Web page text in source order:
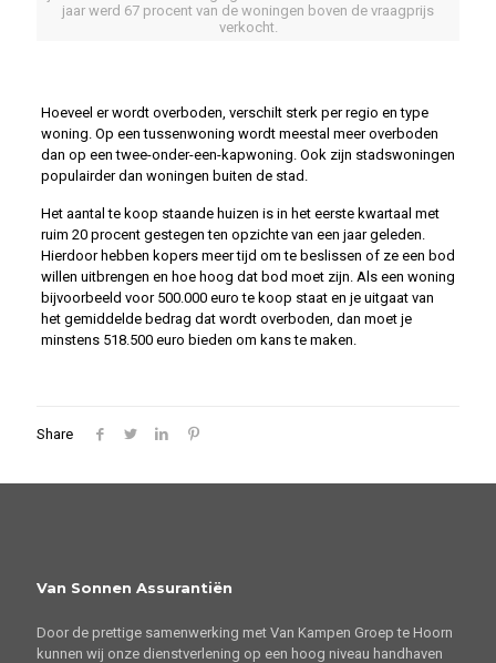
jaar werd 67 procent van de woningen boven de vraagprijs
verkocht.
Hoeveel er wordt overboden, verschilt sterk per regio en type
woning. Op een tussenwoning wordt meestal meer overboden
dan op een twee-onder-een-kapwoning. Ook zijn stadswoningen
populairder dan woningen buiten de stad.
Het aantal te koop staande huizen is in het eerste kwartaal met
ruim 20 procent gestegen ten opzichte van een jaar geleden.
Hierdoor hebben kopers meer tijd om te beslissen of ze een bod
willen uitbrengen en hoe hoog dat bod moet zijn. Als een woning
bijvoorbeeld voor 500.000 euro te koop staat en je uitgaat van
het gemiddelde bedrag dat wordt overboden, dan moet je
minstens 518.500 euro bieden om kans te maken.
Share
Van Sonnen Assurantiën
Door de prettige samenwerking met Van Kampen Groep te Hoorn
kunnen wij onze dienstverlening op een hoog niveau handhaven